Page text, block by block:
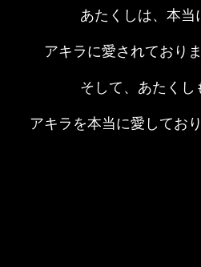
あたくしは、本当
アキラに愛されており
そして、あたくし
アキラを本当に愛してお